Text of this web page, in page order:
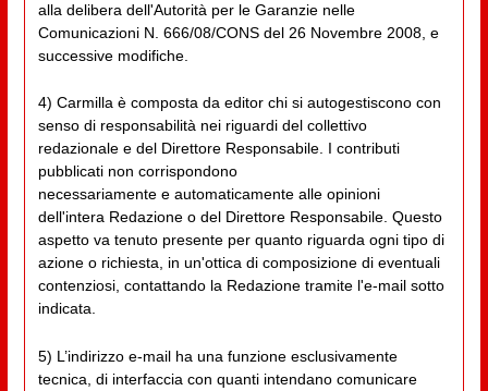
alla delibera dell'Autorità per le Garanzie nelle
Comunicazioni N. 666/08/CONS del 26 Novembre 2008, e
successive modifiche.
4) Carmilla è composta da editor chi si autogestiscono con
senso di responsabilità nei riguardi del collettivo
redazionale e del Direttore Responsabile. I contributi
pubblicati non corrispondono
necessariamente e automaticamente alle opinioni
dell'intera Redazione o del Direttore Responsabile. Questo
aspetto va tenuto presente per quanto riguarda ogni tipo di
azione o richiesta, in un'ottica di composizione di eventuali
contenziosi, contattando la Redazione tramite l'e-mail sotto
indicata.
5) L’indirizzo e-mail ha una funzione esclusivamente
tecnica, di interfaccia con quanti intendano comunicare